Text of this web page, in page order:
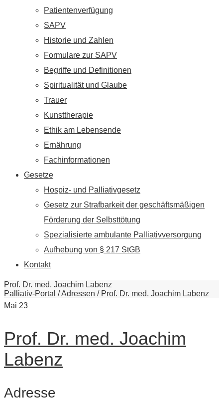
Patientenverfügung
SAPV
Historie und Zahlen
Formulare zur SAPV
Begriffe und Definitionen
Spiritualität und Glaube
Trauer
Kunsttherapie
Ethik am Lebensende
Ernährung
Fachinformationen
Gesetze
Hospiz- und Palliativgesetz
Gesetz zur Strafbarkeit der geschäftsmäßigen
Förderung der Selbsttötung
Spezialisierte ambulante Palliativversorgung
Aufhebung von § 217 StGB
Kontakt
Prof. Dr. med. Joachim Labenz
Palliativ-Portal /Adressen / Prof. Dr. med. Joachim Labenz
Mai 23
Prof. Dr. med. Joachim
Labenz
Adresse